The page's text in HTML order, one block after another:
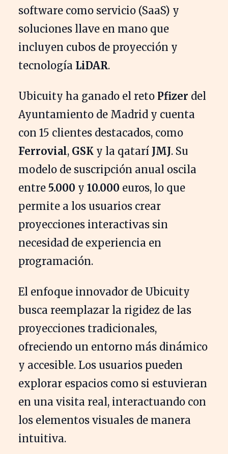
software como servicio (SaaS) y
soluciones llave en mano que
incluyen cubos de proyección y
tecnología LiDAR.
Ubicuity ha ganado el reto Pfizer del
Ayuntamiento de Madrid y cuenta
con 15 clientes destacados, como
Ferrovial, GSK y la qatarí JMJ. Su
modelo de suscripción anual oscila
entre 5.000 y 10.000 euros, lo que
permite a los usuarios crear
proyecciones interactivas sin
necesidad de experiencia en
programación.
El enfoque innovador de Ubicuity
busca reemplazar la rigidez de las
proyecciones tradicionales,
ofreciendo un entorno más dinámico
y accesible. Los usuarios pueden
explorar espacios como si estuvieran
en una visita real, interactuando con
los elementos visuales de manera
intuitiva.